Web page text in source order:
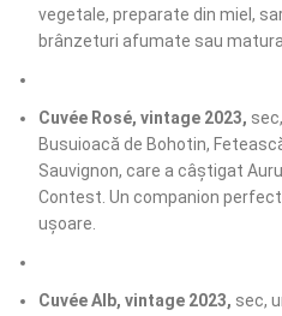
vegetale, preparate din miel,
brânzeturi afumate sau
Cuvée Rosé, vintage 2023,
Busuioacă de Bohotin,
Sauvignon, care a câștigat
Contest. Un companion
ușoare.
Cuvée Alb, vintage 2023, sec,